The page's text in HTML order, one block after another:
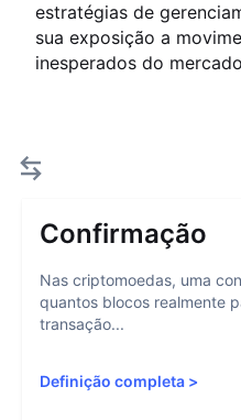
estratégias de
sua exposição a
inesperados do
Confirmação
Nas criptomoedas, uma
quantos blocos realmente
transação...
Definição completa >